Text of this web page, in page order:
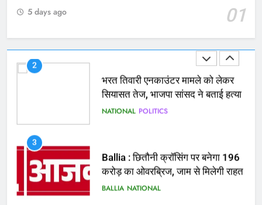
01
5 days ago
भरत तिवारी एनकाउंटर मामले को लेकर
सियासत तेज, भाजपा सांसद ने बताई हत्या
NATIONAL POLITICS
3
Ballia : छितौनी क्रॉसिंग पर बनेगा 196
करोड़ का ओवरब्रिज, जाम से मिलेगी राहत
BALLIA NATIONAL
4
Ballia : कटहल नाला सुंदरीकरण, बलिया
बाईपास और चौराहों के आधुनिकीकरण की
तैयारी तेज
BALLIA NATIONAL